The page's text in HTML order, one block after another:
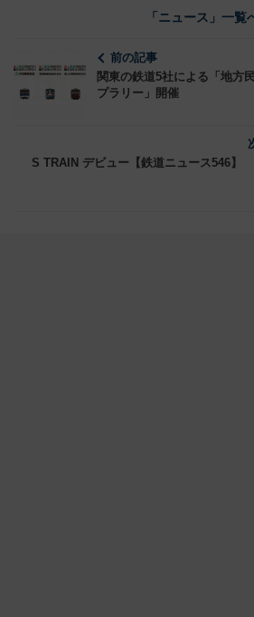
「ニュース」一覧
前の記事
関東の鉄道5社による「地方
プラリー」開催
S TRAIN デビュー【鉄道ニュース546】